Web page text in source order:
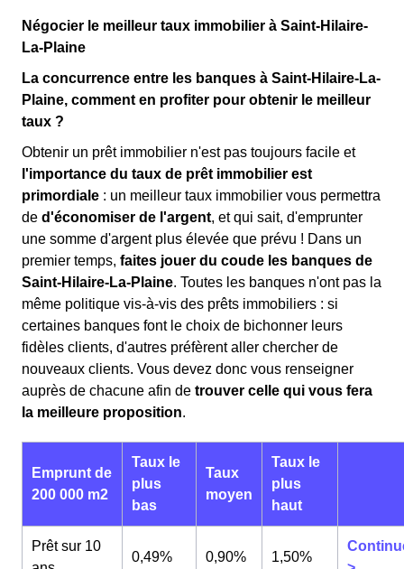
Négocier le meilleur taux immobilier à Saint-Hilaire-
La-Plaine
La concurrence entre les banques à Saint-Hilaire-La-
Plaine, comment en profiter pour obtenir le meilleur
taux ?
Obtenir un prêt immobilier n'est pas toujours facile et
l'importance du taux de prêt immobilier est
primordiale : un meilleur taux immobilier vous permettra
de d'économiser de l'argent, et qui sait, d'emprunter
une somme d'argent plus élevée que prévu ! Dans un
premier temps, faites jouer du coude les banques de
Saint-Hilaire-La-Plaine. Toutes les banques n'ont pas la
même politique vis-à-vis des prêts immobiliers : si
certaines banques font le choix de bichonner leurs
fidèles clients, d'autres préfèrent aller chercher de
nouveaux clients. Vous devez donc vous renseigner
auprès de chacune afin de trouver celle qui vous fera
la meilleure proposition.
Emprunt de
200 000 m2
Taux le
plus
bas
Taux
moyen
Taux le
plus
haut
Prêt sur 10
0,49% 0,90% 1,50%